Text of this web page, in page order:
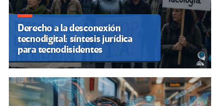
Derecho a la desconexión
tecnodigital: síntesis jurídica
para tecnodisidentes